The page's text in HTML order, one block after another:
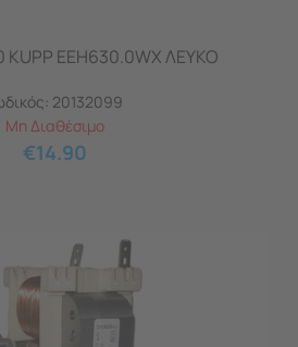
EEH630.0WX ΛΕΥΚΟ
20132099
Μη Διαθέσιμο
€14.90